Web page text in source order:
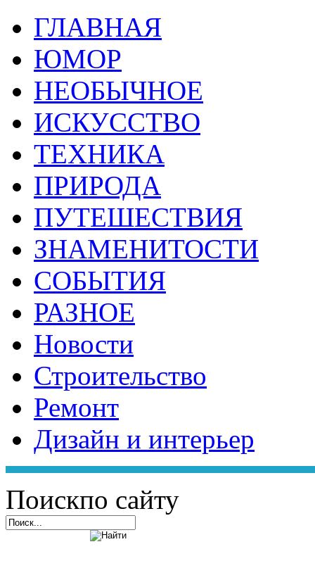
ГЛАВНАЯ
ЮМОР
НЕОБЫЧНОЕ
ИСКУССТВО
ТЕХНИКА
ПРИРОДА
ПУТЕШЕСТВИЯ
ЗНАМЕНИТОСТИ
СОБЫТИЯ
РАЗНОЕ
Новости
Строительство
Ремонт
Дизайн и интерьер
Поискпо сайту